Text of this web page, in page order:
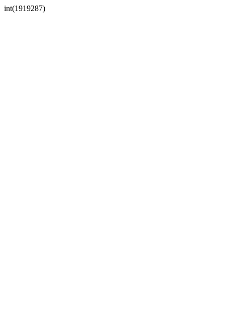
int(1919287)